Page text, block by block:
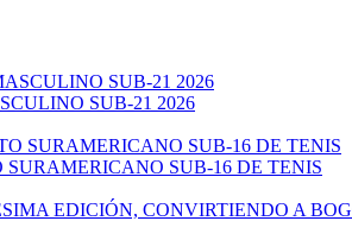
SUB-21 2026
SUB-16 DE TENIS